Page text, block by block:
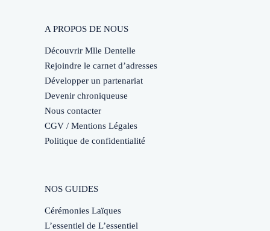
A PROPOS DE NOUS
Découvrir Mlle Dentelle
Rejoindre le carnet d’adresses
Développer un partenariat
Devenir chroniqueuse
Nous contacter
CGV / Mentions Légales
Politique de confidentialité
NOS GUIDES
Cérémonies Laïques
L’essentiel de L’essentiel